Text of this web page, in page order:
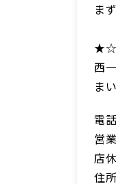
ま
★☆
西
ま
電
営
店
住所